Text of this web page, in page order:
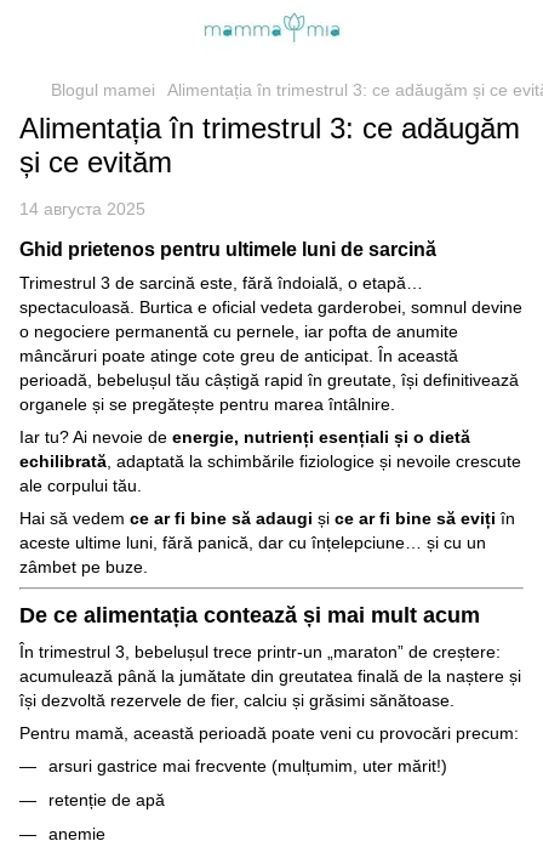
Blogul mamei Alimentația în trimestrul 3: ce adăugăm și ce
Alimentația în trimestrul 3: ce adăugăm
și ce evităm
14 августа 2025
Ghid prietenos pentru ultimele luni de sarcină
Trimestrul 3 de sarcină este, fără îndoială, o etapă…
spectaculoasă. Burtica e oficial vedeta garderobei, somnul devine
o negociere permanentă cu pernele, iar pofta de anumite
mâncăruri poate atinge cote greu de anticipat. În această
perioadă, bebelușul tău câștigă rapid în greutate, își definitivează
organele și se pregătește pentru marea întâlnire.
Iar tu? Ai nevoie de energie, nutrienți esențiali și o dietă
echilibrată , adaptată la schimbările fiziologice și nevoile crescute
ale corpului tău.
Hai să vedem ce ar fi bine să adaugi și ce ar fi bine să eviți în
aceste ultime luni, fără panică, dar cu înțelepciune… și cu un
zâmbet pe buze.
De ce alimentația contează și mai mult acum
În trimestrul 3, bebelușul trece printr-un „maraton” de creștere:
acumulează până la jumătate din greutatea finală de la naștere și
își dezvoltă rezervele de fier, calciu și grăsimi sănătoase.
Pentru mamă, această perioadă poate veni cu provocări precum:
arsuri gastrice mai frecvente (mulțumim, uter mărit!)
retenție de apă
anemie